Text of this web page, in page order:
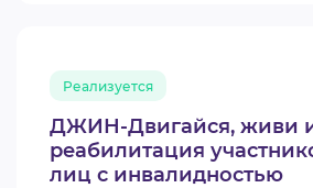
ДЖИН-Двигайся, живи
реабилитация
лиц с инвалидностью
Реализуется